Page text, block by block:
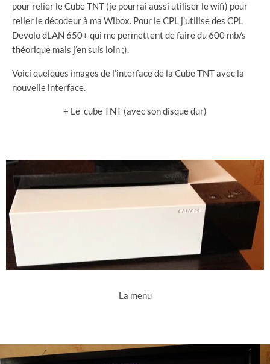
pour relier le Cube TNT (je pourrai aussi utiliser le wifi) pour
relier le décodeur à ma Wibox. Pour le CPL j’utilise des CPL
Devolo dLAN 650+ qui me permettent de faire du 600 mb/s
théorique mais j’en suis loin ;).
Voici quelques images de l’interface de la Cube TNT avec la
nouvelle interface.
+ Le cube TNT (avec son disque dur)
La menu